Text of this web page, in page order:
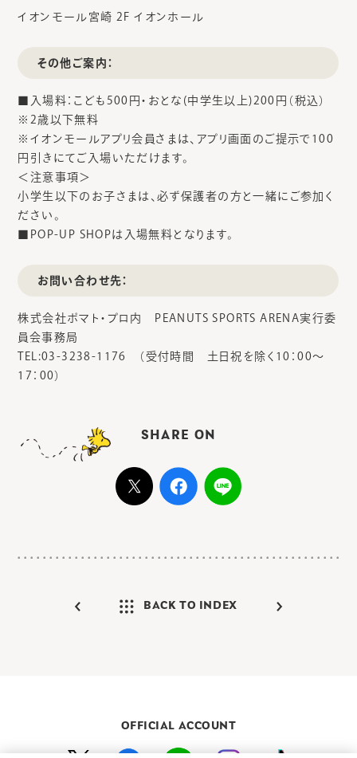
イオンモール宮崎 2F イオンホール
その他ご案内：
■入場料：こども500円・おとな(中学生以上)200円（税込）
※2歳以下無料
※イオンモールアプリ会員さまは、アプリ画面のご提示で100
円引きにてご入場いただけます。
＜注意事項＞
小学生以下のお子さまは、必ず保護者の方と一緒にご参加く
ださい。
■POP-UP SHOPは入場無料となります。
お問い合わせ先：
株式会社ポマト・プロ内 PEANUTS SPORTS ARENA実行委
員会事務局
TEL:03-3238-1176 （受付時間 土日祝を除く10：00～
17：00）
SHARE ON
BACK TO INDEX
OFFICIAL ACCOUNT